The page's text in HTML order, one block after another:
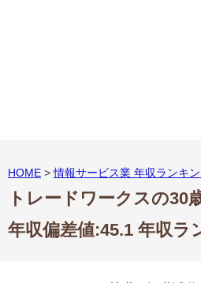
HOME >情報サービス業 年収ランキ
トレードワークスの30
年収偏差値:45.1 年収ラ